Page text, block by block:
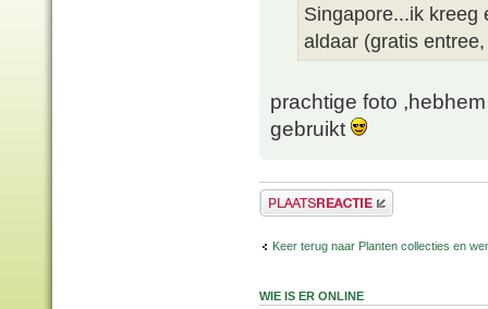
Singapore...ik kreeg
aldaar (gratis
prachtige foto
gebruikt
Plaats een reactie
Keer terug naar Planten collecties en
WIE IS ER ONLINE